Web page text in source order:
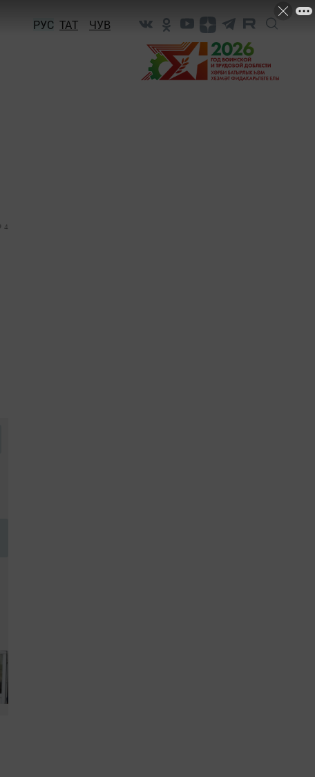
РУС ТАТ ЧУВ
4